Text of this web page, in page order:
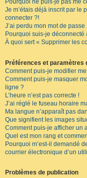
Pourquoi ne puis-je pas me
Je m’étais déjà inscrit par le
connecter ?!
J’ai perdu mon mot de passe
Pourquoi suis-je déconnecté
À quoi sert « Supprimer les
Préférences et paramètres
Comment puis-je modifier
Comment puis-je masquer
ligne ?
L’heure n’est pas correcte !
J’ai réglé le fuseau horaire
Ma langue n’apparaît pas
Que signifient les images
Comment puis-je afficher un
Quel est mon rang et
Pourquoi m’est-il demandé
courrier électronique d’un
Problèmes de publication